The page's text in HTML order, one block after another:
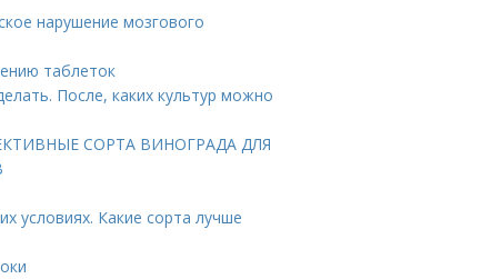
нарушение мозгового
таблеток
После, каких культур можно
СОРТА ВИНОГРАДА ДЛЯ
условиях. Какие сорта лучше